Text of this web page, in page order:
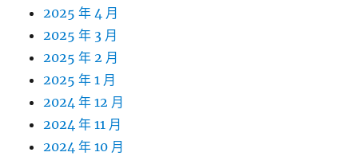
2025 年 4 月
2025 年 3 月
2025 年 2 月
2025 年 1 月
2024 年 12 月
2024 年 11 月
2024 年 10 月